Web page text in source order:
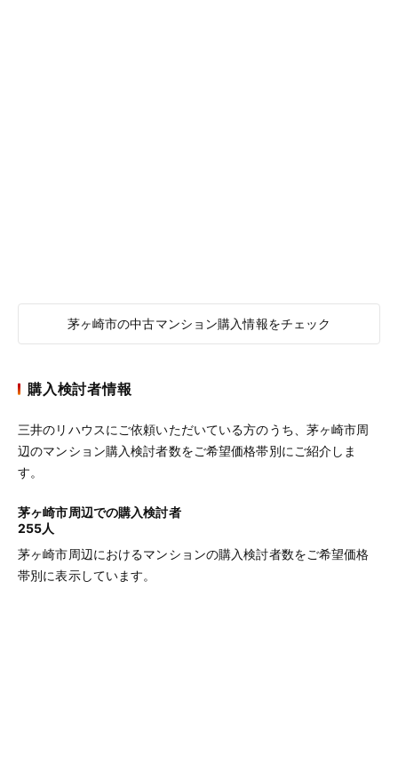
茅ヶ崎市の中古マンション購入情報をチェック
購入検討者情報
三井のリハウスにご依頼いただいている方のうち、茅ヶ崎市周
辺のマンション購入検討者数をご希望価格帯別にご紹介しま
す。
茅ヶ崎市周辺での購入検討者
255人
茅ヶ崎市周辺におけるマンションの購入検討者数をご希望価格
帯別に表示しています。